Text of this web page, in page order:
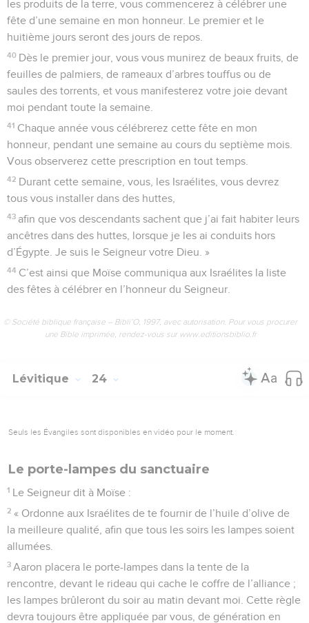
les produits de la terre, vous commencerez à célébrer une
fête d’une semaine en mon honneur. Le premier et le
huitième jours seront des jours de repos.
40 Dès le premier jour, vous vous munirez de beaux fruits, de
feuilles de palmiers, de rameaux d’arbres touffus ou de
saules des torrents, et vous manifesterez votre joie devant
moi pendant toute la semaine.
41 Chaque année vous célébrerez cette fête en mon
honneur, pendant une semaine au cours du septième mois.
Vous observerez cette prescription en tout temps.
42 Durant cette semaine, vous, les Israélites, vous devrez
tous vous installer dans des huttes,
43 afin que vos descendants sachent que j’ai fait habiter leurs
ancêtres dans des huttes, lorsque je les ai conduits hors
d’Égypte. Je suis le Seigneur votre Dieu. »
44 C’est ainsi que Moïse communiqua aux Israélites la liste
des fêtes à célébrer en l’honneur du Seigneur.
© Société biblique française – Bibli’O, 1997, avec autorisation. Pour vous procurer
une Bible imprimée, rendez-vous sur www.editionsbiblio.fr
Lévitique 24
Seuls les Évangiles sont disponibles en vidéo pour le moment.
Le porte-lampes du sanctuaire
1 Le Seigneur dit à Moïse :
2 « Ordonne aux Israélites de te fournir de l’huile d’olive de
la meilleure qualité, afin que tous les soirs les lampes soient
allumées.
3 Aaron placera le porte-lampes dans la tente de la
rencontre, devant le rideau qui cache le coffre de l’alliance ;
les lampes brûleront du soir au matin devant moi. Cette règle
devra toujours être appliquée par vous, de génération en